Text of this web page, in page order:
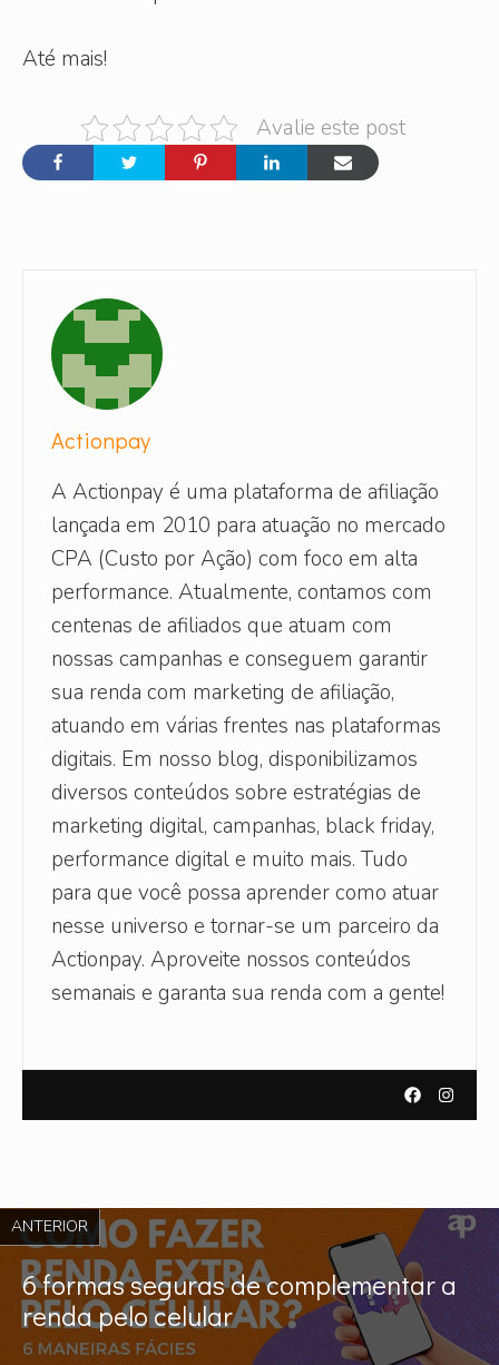
Até mais!
Avalie este post
Actionpay
A Actionpay é uma plataforma de afiliação
lançada em 2010 para atuação no mercado
CPA (Custo por Ação) com foco em alta
performance. Atualmente, contamos com
centenas de afiliados que atuam com
nossas campanhas e conseguem garantir
sua renda com marketing de afiliação,
atuando em várias frentes nas plataformas
digitais. Em nosso blog, disponibilizamos
diversos conteúdos sobre estratégias de
marketing digital, campanhas, black friday,
performance digital e muito mais. Tudo
para que você possa aprender como atuar
nesse universo e tornar-se um parceiro da
Actionpay. Aproveite nossos conteúdos
semanais e garanta sua renda com a gente!
ANTERIOR
6 formas seguras de complementar a
renda pelo celular